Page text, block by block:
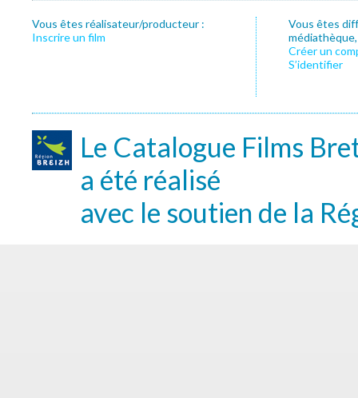
Vous êtes réalisateur/producteur :
Inscrire un film
Vous êtes
Créer un
S’identifier
Le Catalogue Films
a été réalisé
avec le soutien de la